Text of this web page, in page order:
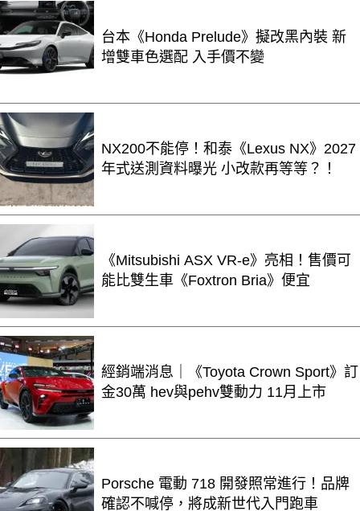
台本《Honda Prelude》擬改黑內裝 新
增雙車色選配 入手價不變
NX200不能停！和泰《Lexus NX》2027
年式送測資料曝光 小改款再等等？！
《Mitsubishi ASX VR-e》亮相！售價可
能比雙生車《Foxtron Bria》便宜
經銷端消息｜《Toyota Crown Sport》訂
金30萬 hev與pehv雙動力 11月上市
Porsche 電動 718 開發照常進行！品牌
確認不喊停，將成新世代入門跑車